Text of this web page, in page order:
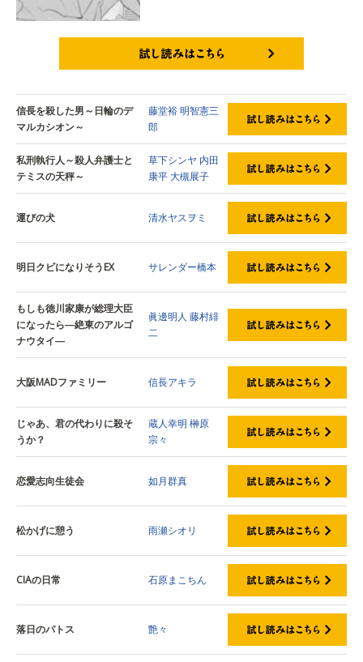
信長を殺した男～日輪のデ
マルカシオン～
藤堂裕明智憲三
郎
私刑執行人～殺人弁護士と
テミスの天秤～
草下シンヤ 内田
康平 大槻展子
運びの犬 清水ヤスヲミ
明日クビになりそうEX サレンダー橋本
もしも徳川家康が総理大臣
になったら―絶東のアルゴ
ナウタイ―
眞邊明人 藤村緋
二
大阪MADファミリー 信長アキラ
じゃあ、君の代わりに殺そ
うか？
蔵人幸明 榊原
宗々
恋愛志向生徒会 如月群真
松かげに憩う 雨瀬シオリ
CIAの日常 石原まこちん
落日のパトス 艶々